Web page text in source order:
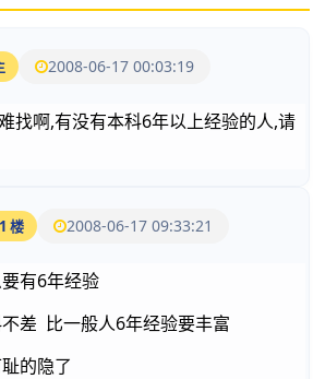
2008-06-17 00:03:19
找啊,有没有本科6年以上经验的人,请
1 楼 2008-06-17 09:33:21
有6年经验
差 比一般人6年经验要丰富
的隐了